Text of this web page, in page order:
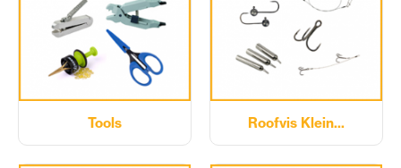
Tools Roofvis Klein...